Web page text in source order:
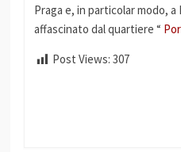
Praga e, in particolar modo,
affascinato dal quartiere “
Post Views: 307